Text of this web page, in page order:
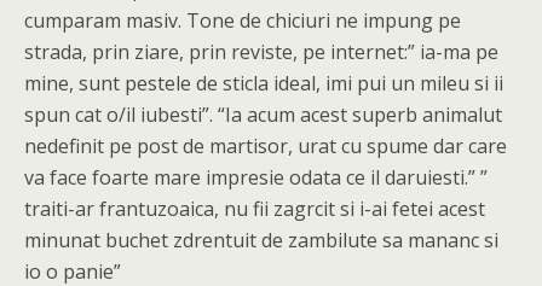
cumparam masiv. Tone de chiciuri ne impung pe
strada, prin ziare, prin reviste, pe internet:” ia-ma pe
mine, sunt pestele de sticla ideal, imi pui un mileu si ii
spun cat o/il iubesti”. “Ia acum acest superb animalut
nedefinit pe post de martisor, urat cu spume dar care
va face foarte mare impresie odata ce il daruiesti.” ”
traiti-ar frantuzoaica, nu fii zagrcit si i-ai fetei acest
minunat buchet zdrentuit de zambilute sa mananc si
io o panie”